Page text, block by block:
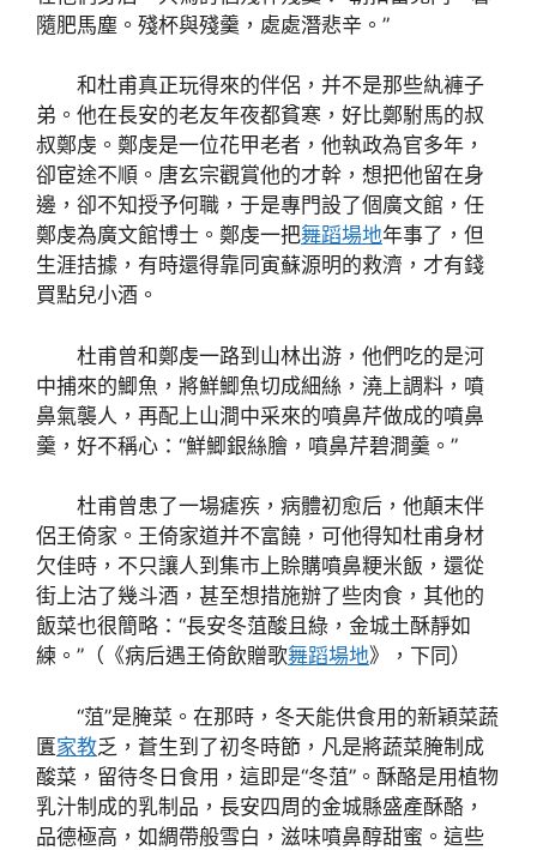
隨肥馬塵。殘杯與殘羹，處處潛悲辛。”
和杜甫真正玩得來的伴侶，并不是那些紈褲子
弟。他在長安的老友年夜都貧寒，好比鄭駙馬的叔
叔鄭虔。鄭虔是一位花甲老者，他執政為官多年，
卻宦途不順。唐玄宗觀賞他的才幹，想把他留在身
邊，卻不知授予何職，于是專門設了個廣文館，任
鄭虔為廣文館博士。鄭虔一把舞蹈場地年事了，但
生涯拮據，有時還得靠同寅蘇源明的救濟，才有錢
買點兒小酒。
杜甫曾和鄭虔一路到山林出游，他們吃的是河
中捕來的鯽魚，將鮮鯽魚切成細絲，澆上調料，噴
鼻氣襲人，再配上山澗中采來的噴鼻芹做成的噴鼻
羹，好不稱心：“鮮鯽銀絲膾，噴鼻芹碧澗羹。”
杜甫曾患了一場瘧疾，病體初愈后，他顛末伴
侶王倚家。王倚家道并不富饒，可他得知杜甫身材
欠佳時，不只讓人到集市上賒購噴鼻粳米飯，還從
街上沽了幾斗酒，甚至想措施辦了些肉食，其他的
飯菜也很簡略：“長安冬菹酸且綠，金城土酥靜如
練。”（《病后遇王倚飲贈歌舞蹈場地》，下同）
“菹”是腌菜。在那時，冬天能供食用的新穎菜蔬
匱家教乏，蒼生到了初冬時節，凡是將蔬菜腌制成
酸菜，留待冬日食用，這即是“冬菹”。酥酪是用植物
乳汁制成的乳制品，長安四周的金城縣盛產酥酪，
品德極高，如綢帶般雪白，滋味噴鼻醇甜蜜。這些